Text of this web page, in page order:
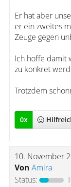
Er hat aber
er ein zweites
Zeuge gegen
Ich hoffe damit
zu konkret
Trotzdem
0x
10. November
Von Amira
Status: